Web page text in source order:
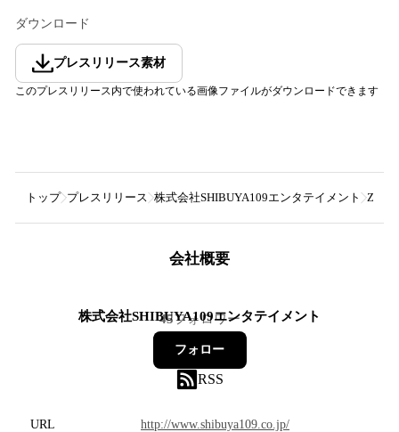
ダウンロード
プレスリリース素材
このプレスリリース内で使われている画像ファイルがダウンロードできます
トップ プレスリリース 株式会社SHIBUYA109エンタテイメント Z世
会社概要
株式会社SHIBUYA109エンタテイメント
45フォロワー
フォロー
RSS
URL
http://www.shibuya109.co.jp/